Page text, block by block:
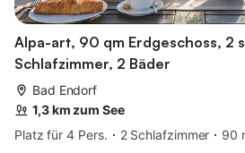
Alpa-art, 90 qm Erdgeschoss, 2
Schlafzimmer, 2 Bäder
Bad Endorf
1,3 km zum See
Platz für 4 Pers.
2 Schlafzimmer 90